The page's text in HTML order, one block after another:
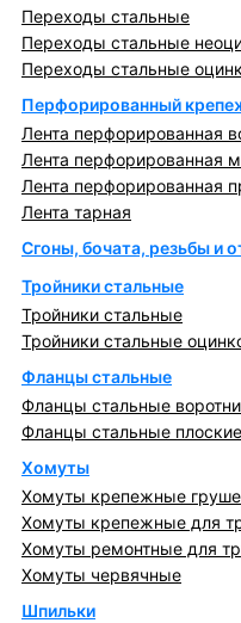
Переходы стальные
Переходы стальные
Переходы стальные
Перфорированный
Лента перфорированная
Лента перфорированная
Лента перфорированная
Лента тарная
Сгоны, бочата, резьбы и
Тройники стальные
Тройники стальные
Тройники стальные
Фланцы стальные
Фланцы стальные
Фланцы стальные плоские
Хомуты
Хомуты крепежные
Хомуты крепежные для
Хомуты ремонтные для
Хомуты червячные
Шпильки